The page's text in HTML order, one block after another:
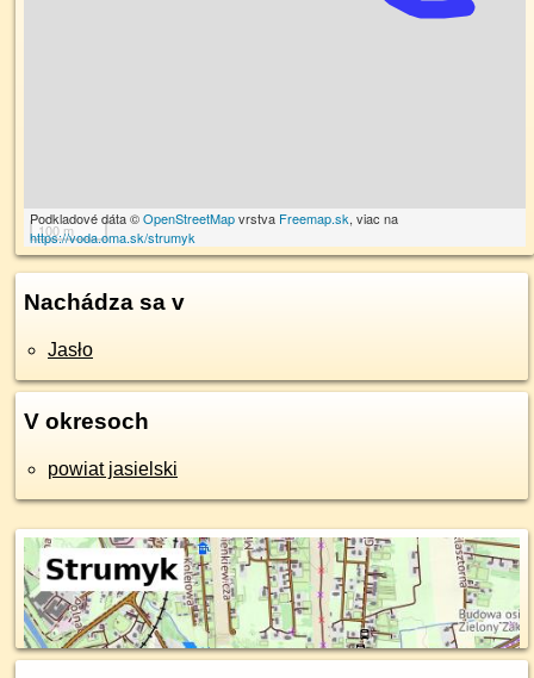
100 m
Podkladové dáta ©OpenStreetMapvrstva Freemap.sk, viac na
https://voda.oma.sk/strumyk
Nachádza sa v
Jasło
V okresoch
powiat jasielski